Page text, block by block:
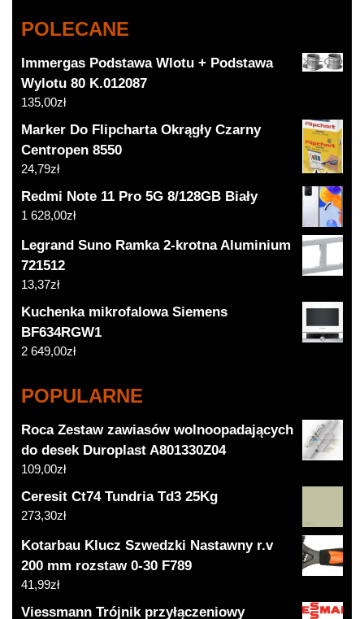
POLECANE
Immergas Podstawa Wlotu + Podstawa
Wylotu 80 K.012087
135,00zł
Marker Do Flipcharta Okrągły Czarny
Centropen 8550
24,79zł
Redmi Note 11 Pro 5G 8/128GB Biały
1 628,00zł
Legrand Suno Ramka 2-krotna Aluminium
721512
13,37zł
Kuchenka mikrofalowa Siemens
BF634RGW1
2 649,00zł
POPULARNE
Roca Zestaw zawiasów wolnoopadających
do desek Duroplast A801330Z04
109,00zł
Ceresit Ct74 Tundria Td3 25Kg
273,30zł
Kotarbau Klucz Szwedzki Nastawny r.v
200 mm rozstaw 0-30 F789
41,99zł
Viessmann Trójnik przyłączeniowy